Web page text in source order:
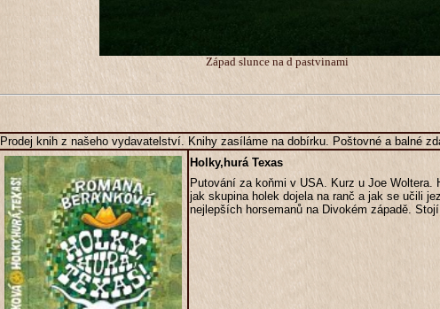
Západ slunce na d pastvinami
Prodej knih z našeho vydavatelství. Knihy zasíláme na dobírku. Poštovné a balné
Holky,hurá Texas
Putování za koňmi v USA. Kurz u Joe Woltera.
jak skupina holek dojela na ranč a jak se učili
nejlepších horsemanů na Divokém západě.